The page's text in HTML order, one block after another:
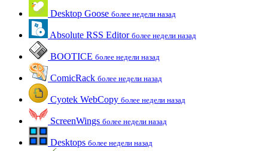
Desktop Goose более недели назад
Absolute RSS Editor более недели назад
BOOTICE более недели назад
ComicRack более недели назад
Cyotek WebCopy более недели назад
ScreenWings более недели назад
Desktops более недели назад